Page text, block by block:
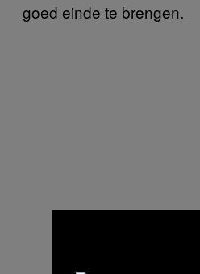
goed einde te brengen.